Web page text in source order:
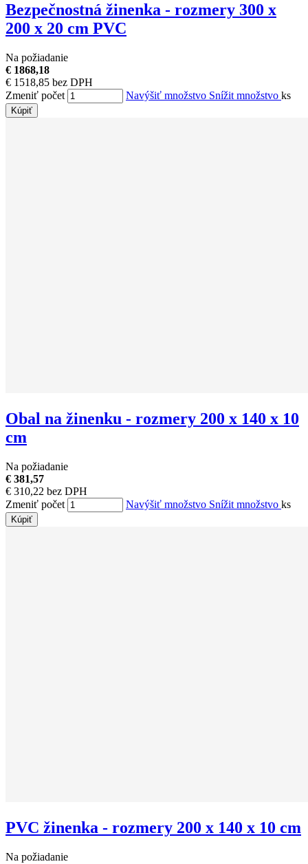
Bezpečnostná žinenka - rozmery 300 x
200 x 20 cm PVC
Na požiadanie
€ 1868,18
€ 1518,85 bez DPH
Zmeniť počet
Navýšiť množstvo Snížit množstvo ks
Kúpiť
Obal na žinenku - rozmery 200 x 140 x 10
cm
Na požiadanie
€ 381,57
€ 310,22 bez DPH
Zmeniť počet
Navýšiť množstvo Snížit množstvo ks
Kúpiť
PVC žinenka - rozmery 200 x 140 x 10 cm
Na požiadanie